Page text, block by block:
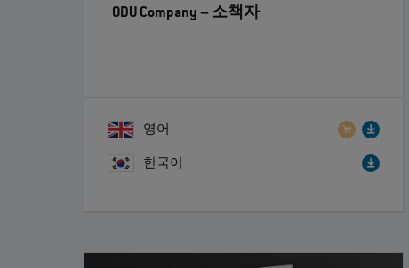
ODU Company – 소책자
영어
한국어